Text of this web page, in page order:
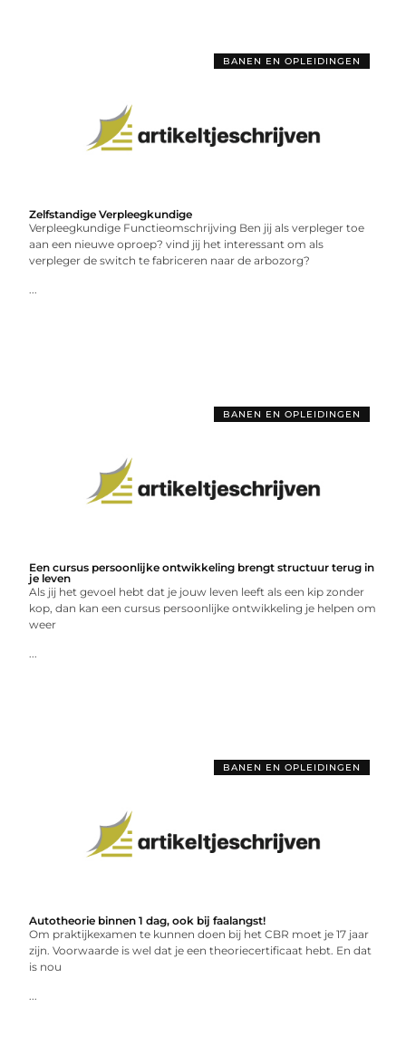
BANEN EN OPLEIDINGEN
Zelfstandige Verpleegkundige
Verpleegkundige Functieomschrijving Ben jij als verpleger toe
aan een nieuwe oproep? vind jij het interessant om als
verpleger de switch te fabriceren naar de arbozorg?
...
BANEN EN OPLEIDINGEN
Een cursus persoonlijke ontwikkeling brengt structuur terug in
je leven
Als jij het gevoel hebt dat je jouw leven leeft als een kip zonder
kop, dan kan een cursus persoonlijke ontwikkeling je helpen om
weer
...
BANEN EN OPLEIDINGEN
Autotheorie binnen 1 dag, ook bij faalangst!
Om praktijkexamen te kunnen doen bij het CBR moet je 17 jaar
zijn. Voorwaarde is wel dat je een theoriecertificaat hebt. En dat
is nou
...